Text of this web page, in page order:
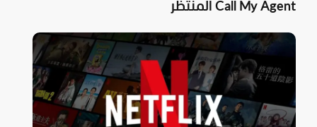
Call My Agent المنتظر